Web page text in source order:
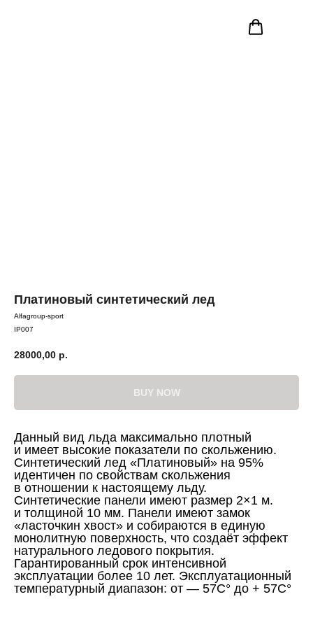
Платиновый синтетический лед
Alfagroup-sport
IP007
28000,00 р.
BUY NOW
Данный вид льда максимально плотный
и имеет высокие показатели по скольжению.
Синтетический лед «Платиновый» на 95%
идентичен по свойствам скольжения
в отношении к настоящему льду.
Синтетические панели имеют размер 2×1 м.
и толщиной 10 мм. Панели имеют замок
«ласточкин хвост» и собираются в единую
монолитную поверхность, что создаёт эффект
натурального ледового покрытия.
Гарантированный срок интенсивной
эксплуатации более 10 лет. Эксплуатационный
температурный диапазон: от — 57С° до + 57С°